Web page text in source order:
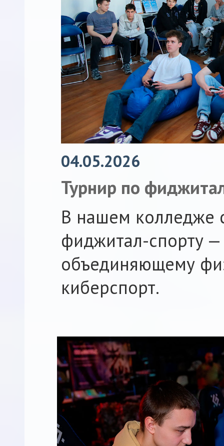
04.05.2026
Турнир по
В нашем колледже
фиджитал-спорту
объединяющему
киберспорт.